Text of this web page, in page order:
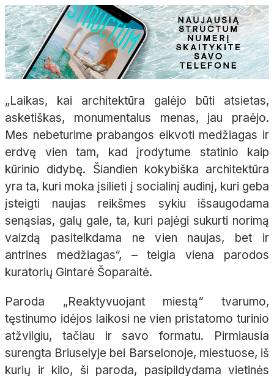
„Laikas, kai architektūra galėjo būti atsietas,
asketiškas, monumentalus menas, jau praėjo.
Mes nebeturime prabangos eikvoti medžiagas ir
erdvę vien tam, kad įrodytume statinio kaip
kūrinio didybę. Šiandien kokybiška architektūra
yra ta, kuri moka įsilieti į socialinį audinį, kuri geba
įsteigti naujas reikšmes sykiu išsaugodama
senąsias, galų gale, ta, kuri pajėgi sukurti norimą
vaizdą pasitelkdama ne vien naujas, bet ir
antrines medžiagas“, – teigia viena parodos
kuratorių Gintarė Šoparaitė.
Paroda „Reaktyvuojant miestą“ tvarumo,
tęstinumo idėjos laikosi ne vien pristatomo turinio
atžvilgiu, tačiau ir savo formatu. Pirmiausia
surengta Briuselyje bei Barselonoje, miestuose, iš
kurių ir kilo, ši paroda, pasipildydama vietinės